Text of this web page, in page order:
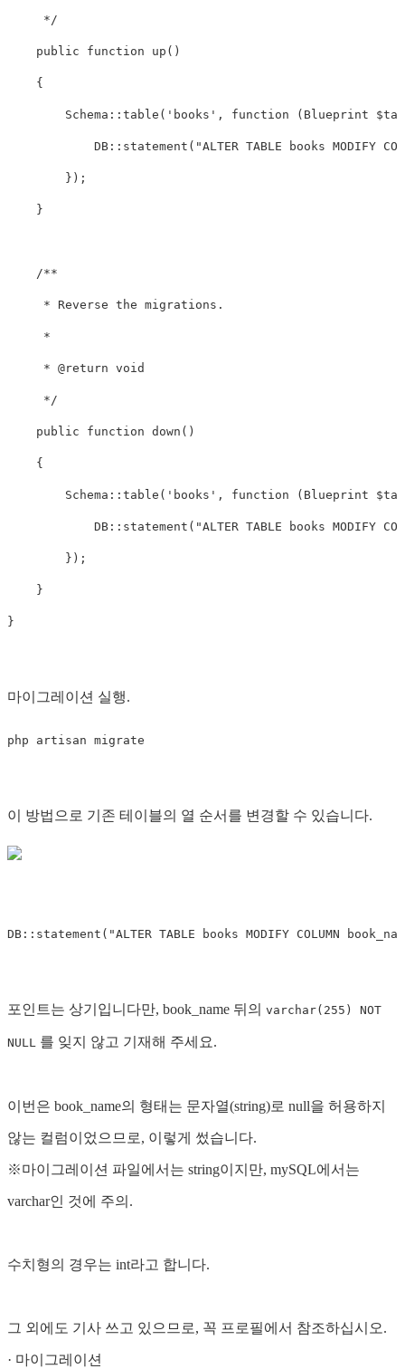
     */
public function up ()
{
Schema :: table ( 'books' , function ( Blueprint
DB :: statement ( "ALTER TABLE books MODIFY
});
}
/**
     * Reverse the migrations.
     *
     * @return void
     */
public function down ()
{
Schema :: table ( 'books' , function ( Blueprint
DB :: statement ( "ALTER TABLE books MODIFY
});
}
}
마이그레이션 실행.
이 방법으로 기존 테이블의 열 순서를 변경할 수 있습니다.
포인트는 상기입니다만, book_name 뒤의 varchar(255) NOT
NULL 를 잊지 않고 기재해 주세요.
이번은 book_name의 형태는 문자열(string)로 null을 허용하지
않는 컬럼이었으므로, 이렇게 썼습니다.
※마이그레이션 파일에서는 string이지만, mySQL에서는
varchar인 것에 주의.
수치형의 경우는 int라고 합니다.
그 외에도 기사 쓰고 있으므로, 꼭 프로필에서 참조하십시오.
· 마이그레이션